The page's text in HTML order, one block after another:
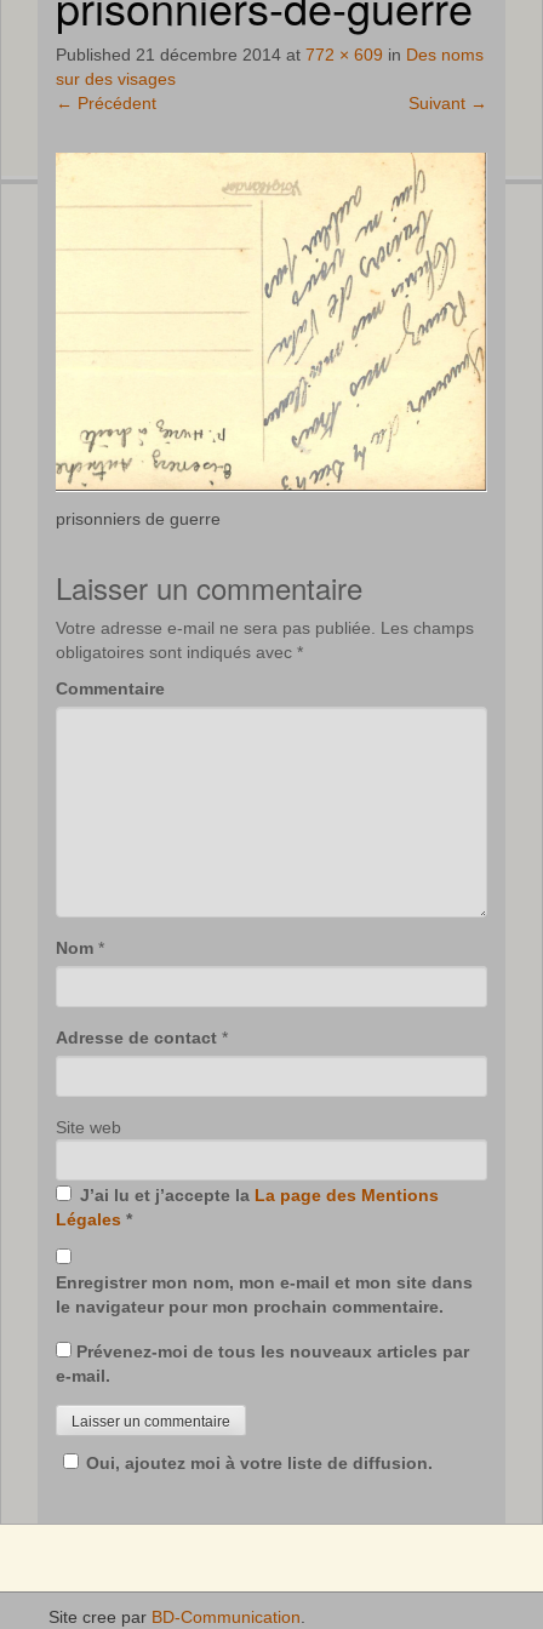
Published 21 décembre 2014 at 772 × 609 in Des noms
sur des visages
← Précédent Suivant →
prisonniers de guerre
Laisser un commentaire
Votre adresse e-mail ne sera pas publiée. Les champs
obligatoires sont indiqués avec *
Commentaire
Nom *
Adresse de contact *
Site web
J’ai lu et j’accepte la La page des Mentions
Légales *
Enregistrer mon nom, mon e-mail et mon site dans
le navigateur pour mon prochain commentaire.
Prévenez-moi de tous les nouveaux articles par
e-mail.
Oui, ajoutez moi à votre liste de diffusion.
Site cree par BD-Communication.